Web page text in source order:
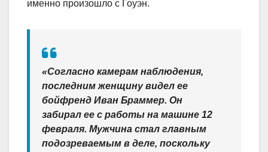
именно произошло с Гоуэн.
«Согласно камерам наблюдения,
последним женщину видел ее
бойфренд Иван Браммер. Он
забирал ее с работы на машине 12
февраля. Мужчина стал главным
подозреваемым в деле, поскольку